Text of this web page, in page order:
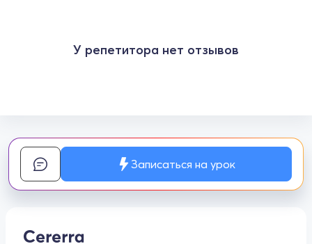
У репетитора нет отзывов
Записаться на урок